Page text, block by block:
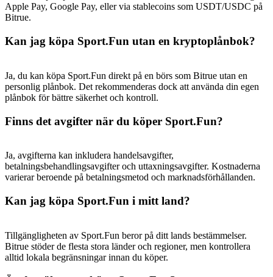
Apple Pay, Google Pay, eller via stablecoins som USDT/USDC på
Bitrue.
Kan jag köpa Sport.Fun utan en kryptoplånbok?
Ja, du kan köpa Sport.Fun direkt på en börs som Bitrue utan en
personlig plånbok. Det rekommenderas dock att använda din egen
plånbok för bättre säkerhet och kontroll.
Finns det avgifter när du köper Sport.Fun?
Ja, avgifterna kan inkludera handelsavgifter,
betalningsbehandlingsavgifter och uttaxningsavgifter. Kostnaderna
varierar beroende på betalningsmetod och marknadsförhållanden.
Kan jag köpa Sport.Fun i mitt land?
Tillgängligheten av Sport.Fun beror på ditt lands bestämmelser.
Bitrue stöder de flesta stora länder och regioner, men kontrollera
alltid lokala begränsningar innan du köper.